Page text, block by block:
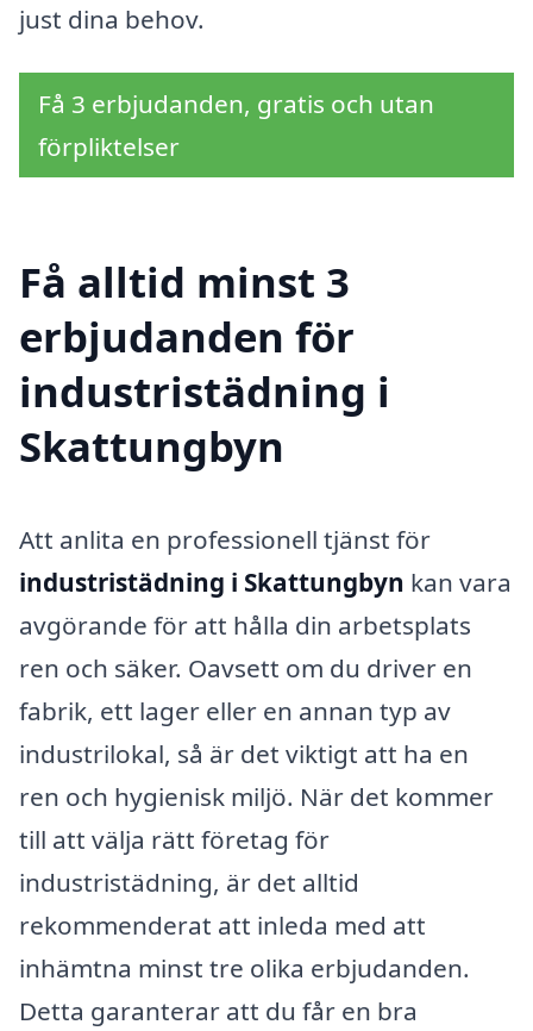
just dina behov.
Få 3 erbjudanden, gratis och utan
förpliktelser
Få alltid minst 3
erbjudanden för
industristädning i
Skattungbyn
Att anlita en professionell tjänst för
industristädning i Skattungbyn kan vara
avgörande för att hålla din arbetsplats
ren och säker. Oavsett om du driver en
fabrik, ett lager eller en annan typ av
industrilokal, så är det viktigt att ha en
ren och hygienisk miljö. När det kommer
till att välja rätt företag för
industristädning, är det alltid
rekommenderat att inleda med att
inhämtna minst tre olika erbjudanden.
Detta garanterar att du får en bra